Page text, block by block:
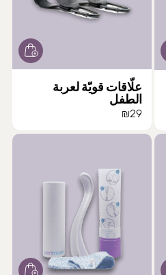
علّاقات قويّة لعربة
الطفل
₪29